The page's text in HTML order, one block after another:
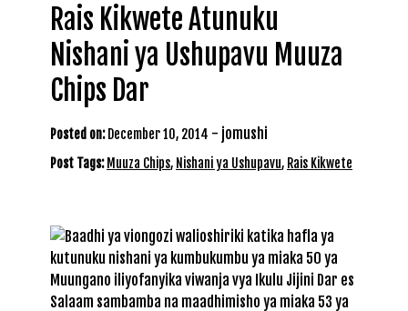
Rais Kikwete Atunuku
Nishani ya Ushupavu Muuza
Chips Dar
Posted on: December 10, 2014 - jomushi
Post Tags: Muuza Chips, Nishani ya Ushupavu, Rais Kikwete